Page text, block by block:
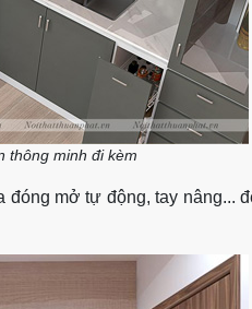
thông minh đi kèm
mở tự động, tay nâng...